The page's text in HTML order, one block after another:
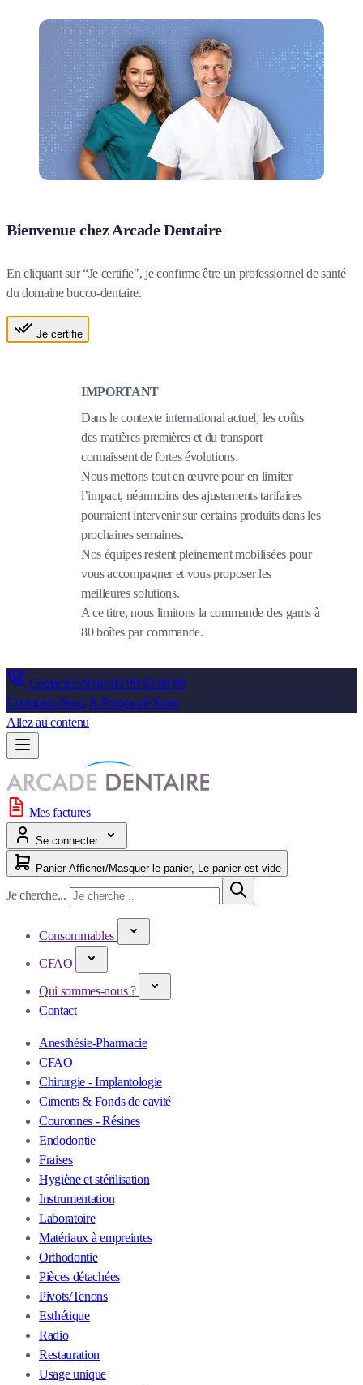
Bienvenue chez Arcade Dentaire
En cliquant sur “Je certifie", je confirme être un professionnel de santé
du domaine bucco-dentaire.
Je certifie
IMPORTANT
Dans le contexte international actuel, les coûts
des matières premières et du transport
connaissent de fortes évolutions.
Nous mettons tout en œuvre pour en limiter
l’impact, néanmoins des ajustements tarifaires
pourraient intervenir sur certains produits dans les
prochaines semaines.
Nos équipes restent pleinement mobilisées pour
vous accompagner et vous proposer les
meilleures solutions.
A ce titre, nous limitons la commande des gants à
80 boîtes par commande.
Contactez-Nous02 99 83 88 89
Contactez-Nous À Propos de Nous
Allez au contenu
Mes factures
Se connecter
Panier Afficher/Masquer le panier, Le panier est vide
Je cherche...
Consommables
CFAO
Qui sommes-nous ?
Contact
Anesthésie-Pharmacie
CFAO
Chirurgie - Implantologie
Ciments & Fonds de cavité
Couronnes - Résines
Endodontie
Fraises
Hygiène et stérilisation
Instrumentation
Laboratoire
Matériaux à empreintes
Orthodontie
Pièces détachées
Pivots/Tenons
Esthétique
Radio
Restauration
Usage unique